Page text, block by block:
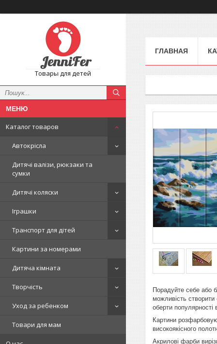
Товары для детей
Каталог товаров
Автокрісла
Дитячі валізи, рюкзаки та
сумки
Дитячі коляски
Іграшки
Транспорт для дітей
Картини за номерами
Дитяча кімната
Творчість
Уход за ребенком
Товари для мам
ГЛАВНАЯ
Порадуйте себе або
можливість
оберти популярності
Картини
високоякісного
Акрилові фарби